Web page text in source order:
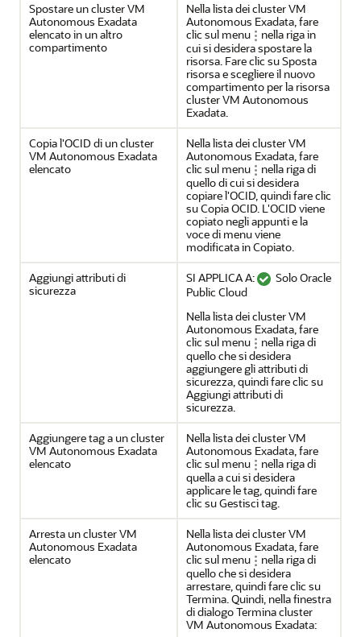
Spostare un cluster VM
Autonomous Exadata
elencato in un altro
compartimento
Nella lista dei cluster VM
Autonomous Exadata, fare
clic sul menu
nella riga in
cui si desidera spostare la
risorsa. Fare clic su Sposta
risorsa e scegliere il nuovo
compartimento per la risorsa
cluster VM Autonomous
Exadata.
Copia l'OCID di un cluster
VM Autonomous Exadata
elencato
Nella lista dei cluster VM
Autonomous Exadata, fare
clic sul menu
nella riga di
quello di cui si desidera
copiare l'OCID, quindi fare clic
su Copia OCID. L'OCID viene
copiato negli appunti e la
voce di menu viene
modificata in Copiato.
Aggiungi attributi di
sicurezza
SI APPLICA A:
Solo Oracle
Public Cloud
Nella lista dei cluster VM
Autonomous Exadata, fare
clic sul menu
nella riga di
quello che si desidera
aggiungere gli attributi di
sicurezza, quindi fare clic su
Aggiungi attributi di
sicurezza.
Aggiungere tag a un cluster
VM Autonomous Exadata
elencato
Nella lista dei cluster VM
Autonomous Exadata, fare
clic sul menu
nella riga di
quella a cui si desidera
applicare le tag, quindi fare
clic su Gestisci tag.
Arresta un cluster VM
Autonomous Exadata
elencato
Nella lista dei cluster VM
Autonomous Exadata, fare
clic sul menu
nella riga di
quello che si desidera
arrestare, quindi fare clic su
Termina. Quindi, nella finestra
di dialogo Termina cluster
VM Autonomous Exadata: